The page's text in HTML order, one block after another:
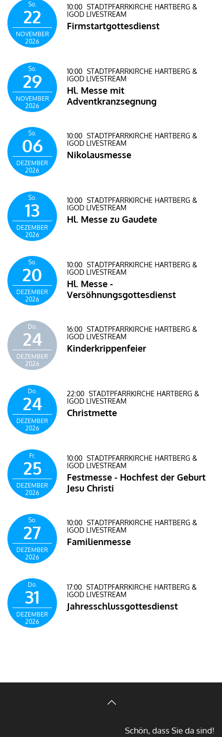
So.
22
NOVEMBER
2026
10:00 STADTPFARRKIRCHE HARTBERG &
IGOD LIVESTREAM
Firmstartgottesdienst
So.
29
NOVEMBER
2026
10:00 STADTPFARRKIRCHE HARTBERG &
IGOD LIVESTREAM
Hl. Messe mit
Adventkranzsegnung
So.
06
DEZEMBER
2026
10:00 STADTPFARRKIRCHE HARTBERG &
IGOD LIVESTREAM
Nikolausmesse
So.
13
DEZEMBER
2026
10:00 STADTPFARRKIRCHE HARTBERG &
IGOD LIVESTREAM
Hl. Messe zu Gaudete
So.
20
DEZEMBER
2026
10:00 STADTPFARRKIRCHE HARTBERG &
IGOD LIVESTREAM
Hl. Messe -
Versöhnungsgottesdienst
Do.
24
DEZEMBER
2026
16:00 STADTPFARRKIRCHE HARTBERG &
IGOD LIVESTREAM
Kinderkrippenfeier
Do.
24
DEZEMBER
2026
22:00 STADTPFARRKIRCHE HARTBERG &
IGOD LIVESTREAM
Christmette
Fr.
25
DEZEMBER
2026
10:00 STADTPFARRKIRCHE HARTBERG &
IGOD LIVESTREAM
Festmesse - Hochfest der Geburt
Jesu Christi
So.
27
DEZEMBER
2026
10:00 STADTPFARRKIRCHE HARTBERG &
IGOD LIVESTREAM
Familienmesse
Do.
31
DEZEMBER
2026
17:00 STADTPFARRKIRCHE HARTBERG &
IGOD LIVESTREAM
Jahresschlussgottesdienst
Schön, dass Sie da sind!